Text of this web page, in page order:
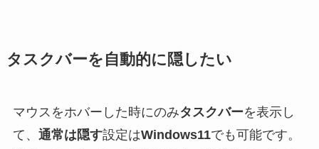
タスクバーを自動的に隠したい
マウスをホバーした時にのみタスクバーを表示し
て、 通常は隠す設定はWindows11でも可能です。